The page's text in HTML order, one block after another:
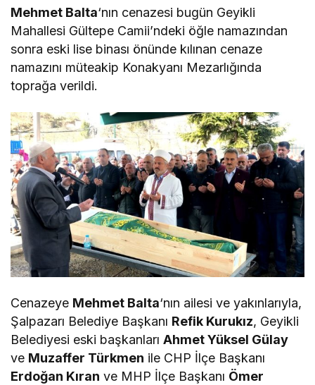
Mehmet Balta‘nın cenazesi bugün Geyikli
Mahallesi Gültepe Camii’ndeki öğle namazından
sonra eski lise binası önünde kılınan cenaze
namazını müteakip Konakyanı Mezarlığında
toprağa verildi.
Cenazeye Mehmet Balta‘nın ailesi ve yakınlarıyla,
Şalpazarı Belediye Başkanı Refik Kurukız, Geyikli
Belediyesi eski başkanlarıAhmet Yüksel Gülay
ve Muzaffer Türkmen ile CHP İlçe Başkanı
Erdoğan Kıran ve MHP İlçe Başkanı Ömer